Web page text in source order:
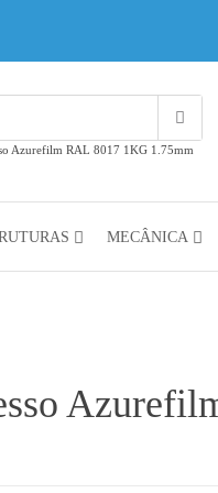
Azurefilm RAL 8017 1KG 1.75mm
MECÂNICA